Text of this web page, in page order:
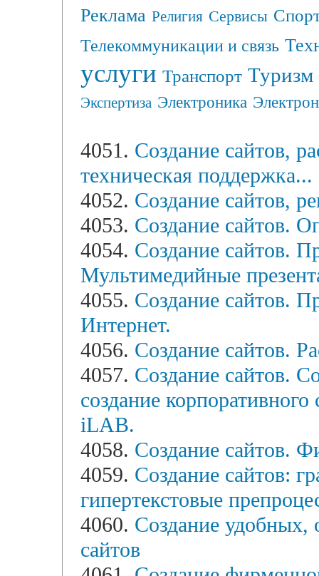
Реклама Религия Сервисы
Телекоммуникации и связь
услуги Транспорт Туризм
Экспертиза Электроника
4051. Создание сайтов,
техническая поддержка...
4052. Создание сайтов,
4053. Создание сайтов.
4054. Создание сайтов.
Мультимедийные
4055. Создание сайтов.
Интернет.
4056. Создание сайтов.
4057. Создание сайтов.
создание
iLAB.
4058. Создание сайтов.
4059. Создание сайтов:
гипертекстовые
4060. Создание удобных,
сайтов